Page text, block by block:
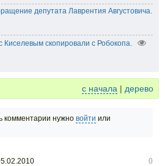
депутата Лаврентия Августовича.
Киселевым скопировали с Робокопа.
с начала | дерево
комментарии нужно войти или
0